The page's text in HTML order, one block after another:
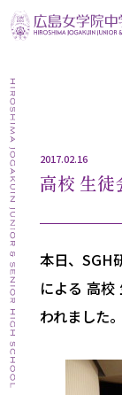
2017.02.16
高校 生徒
本日、SGH
による 高校
われました。